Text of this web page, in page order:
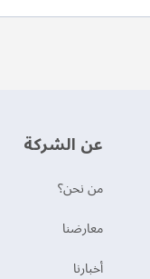
عن الشركة
من نحن؟
‫معارضنا‬
‫أخبارنا‬